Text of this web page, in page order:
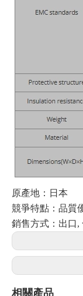
原產地：日本
競爭特點：品質
銷售方式：出口,
相關產品